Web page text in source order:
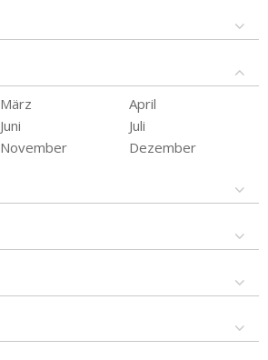
März
April
Juni
Juli
November Dezember